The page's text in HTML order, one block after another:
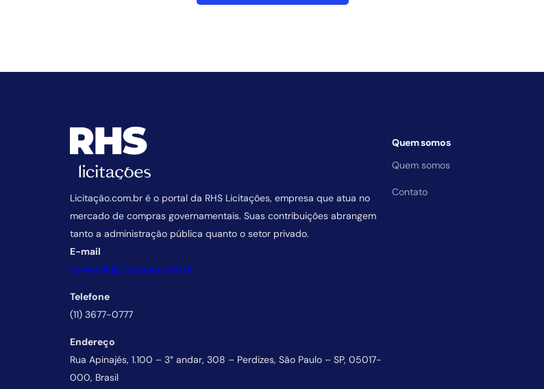
Licitação.com.br é o portal da RHS Licitações, empresa que atua no
mercado de compras governamentais. Suas contribuições abrangem
tanto a administração pública quanto o setor privado.
E-mail
comercial@licitacao.com.br
Telefone
(11) 3677-0777
Endereço
Rua Apinajés, 1.100 – 3° andar, 308 – Perdizes, São Paulo – SP, 05017-
000, Brasil
Quem somos
Quem somos
Contato